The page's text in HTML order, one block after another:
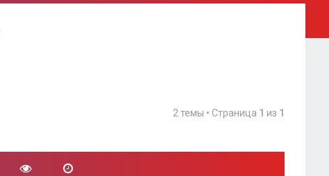
2 темы • Страница 1 из 1